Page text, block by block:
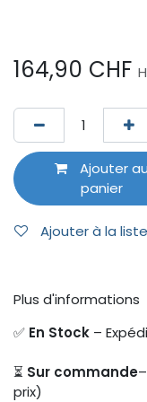
164,90 CHF
Ajouter au
panier
Ajouter à la
Plus d'informations
✅ En Stock –
⏳ Sur commande
prix)